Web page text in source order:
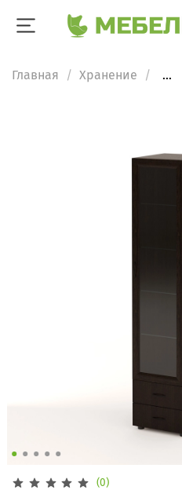
Главная Хранение ...
(0)